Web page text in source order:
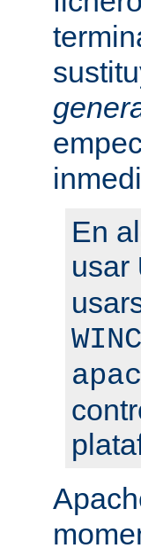
En
usar